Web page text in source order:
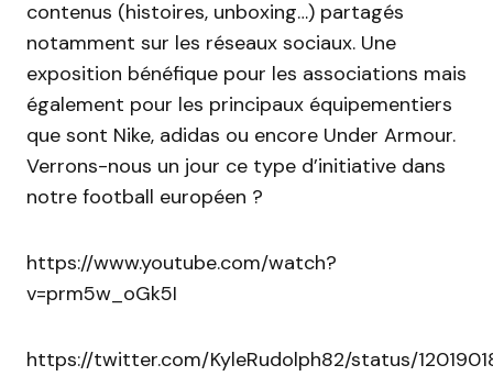
contenus (histoires, unboxing…) partagés
notamment sur les réseaux sociaux. Une
exposition bénéfique pour les associations mais
également pour les principaux équipementiers
que sont Nike, adidas ou encore Under Armour.
Verrons-nous un jour ce type d’initiative dans
notre football européen ?
https://www.youtube.com/watch?
v=prm5w_oGk5I
https://twitter.com/KyleRudolph82/status/